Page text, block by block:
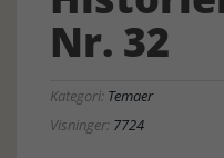
Nr. 32
Kategori: Temaer
Visninger: 7724